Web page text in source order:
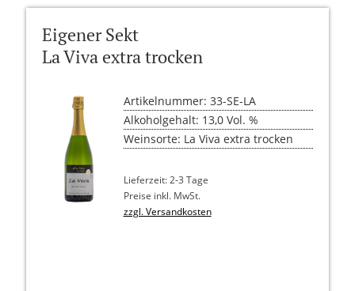
Eigener Sekt
La Viva extra trocken
Artikelnummer: 33-SE-LA
Alkoholgehalt: 13,0 Vol. %
Weinsorte: La Viva extra trocken
Lieferzeit: 2-3 Tage
Preise inkl. MwSt.
zzgl. Versandkosten